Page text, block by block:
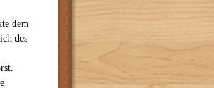
dem
des